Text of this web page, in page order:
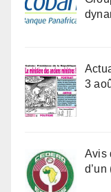
3
Avis